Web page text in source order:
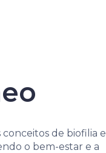
de biofilia e
o bem-estar e a